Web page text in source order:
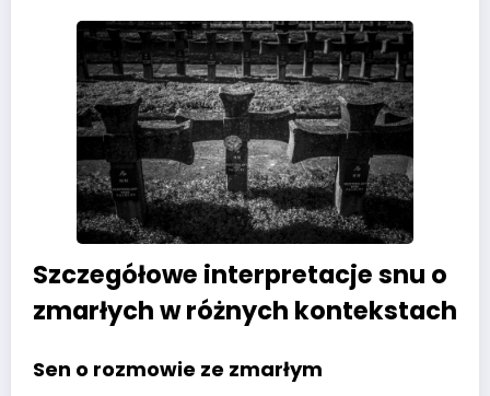
Szczegółowe interpretacje snu o
zmarłych w różnych kontekstach
Sen o rozmowie ze zmarłym